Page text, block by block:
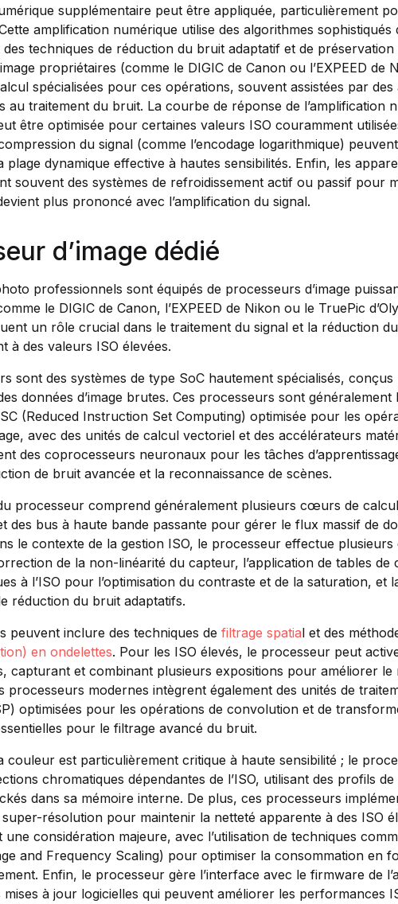
supplémentaire peut être appliquée, particulièrement
amplification numérique utilise des algorithmes sophistiqués
techniques de réduction du bruit adaptatif et de préservation
propriétaires (comme le DIGIC de Canon ou l’EXPEED de
spécialisées pour ces opérations, souvent assistées par
au traitement du bruit. La courbe de réponse de l’amplification
être optimisée pour certaines valeurs ISO couramment
du signal (comme l’encodage logarithmique)
plage dynamique effective à hautes sensibilités. Enfin, les
souvent des systèmes de refroidissement actif ou passif pour
plus prononcé avec l’amplification du signal.
d’image dédié
professionnels sont équipés de processeurs d’image
le DIGIC de Canon, l’EXPEED de Nikon ou le TruePic
un rôle crucial dans le traitement du signal et la réduction
à des valeurs ISO élevées.
sont des systèmes de type SoC hautement spécialisés,
données d’image brutes. Ces processeurs sont généralement
(Reduced Instruction Set Computing) optimisée pour les
avec des unités de calcul vectoriel et des accélérateurs
des coprocesseurs neuronaux pour les tâches
de bruit avancée et la reconnaissance de scènes.
processeur comprend généralement plusieurs cœurs de
des bus à haute bande passante pour gérer le flux massif de
le contexte de la gestion ISO, le processeur effectue plusieurs
de la non-linéarité du capteur, l’application de tables de
à l’ISO pour l’optimisation du contraste et de la saturation, et
réduction du bruit adaptatifs.
peuvent inclure des techniques de filtrage spatial et des
en ondelettes. Pour les ISO élevés, le processeur peut
capturant et combinant plusieurs expositions pour améliorer
processeurs modernes intègrent également des unités de
optimisées pour les opérations de convolution et de
pour le filtrage avancé du bruit.
couleur est particulièrement critique à haute sensibilité ; le
chromatiques dépendantes de l’ISO, utilisant des profils
dans sa mémoire interne. De plus, ces processeurs
résolution pour maintenir la netteté apparente à des ISO
une considération majeure, avec l’utilisation de techniques
and Frequency Scaling) pour optimiser la consommation en
Enfin, le processeur gère l’interface avec le firmware de
mises à jour logicielles qui peuvent améliorer les performances